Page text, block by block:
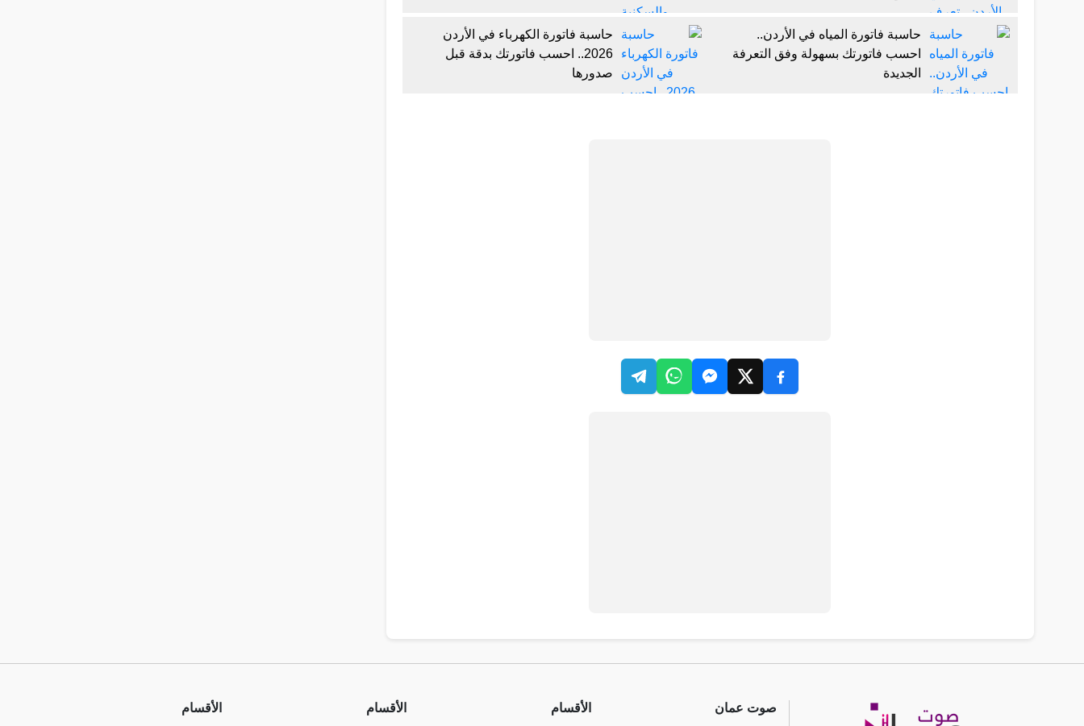
حاسبة فاتورة المياه في الأردن..
احسب فاتورتك بسهولة وفق التعرفة
الجديدة
حاسبة فاتورة الكهرباء في الأردن
2026.. احسب فاتورتك بدقة قبل
صدورها
صوت عمان الأقسام الأقسام الأقسام